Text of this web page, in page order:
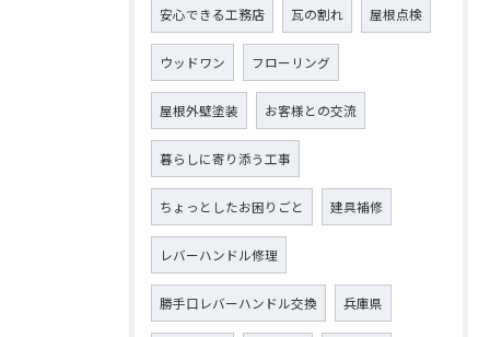
安心できる工務店 瓦の割れ 屋根点検
ウッドワン フローリング
屋根外壁塗装 お客様との交流
暮らしに寄り添う工事
ちょっとしたお困りごと 建具補修
レバーハンドル修理
勝手口レバーハンドル交換 兵庫県